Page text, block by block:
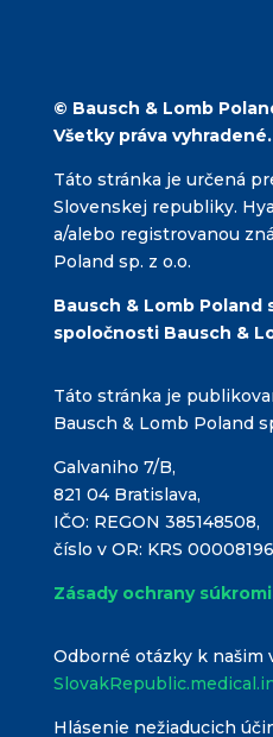
© Bausch & Lomb
Všetky práva vyhradené.
Táto stránka je určená
Slovenskej republiky.
a/alebo registrovanou
Poland sp. z o.o.
Bausch & Lomb Poland
spoločnosti Bausch &
Táto stránka je
Bausch & Lomb Poland
Galvaniho 7/B,
821 04 Bratislava,
IČO: REGON 385148508,
číslo v OR: KRS
Zásady ochrany
Odborné otázky k našim
Hlásenie nežiaducich